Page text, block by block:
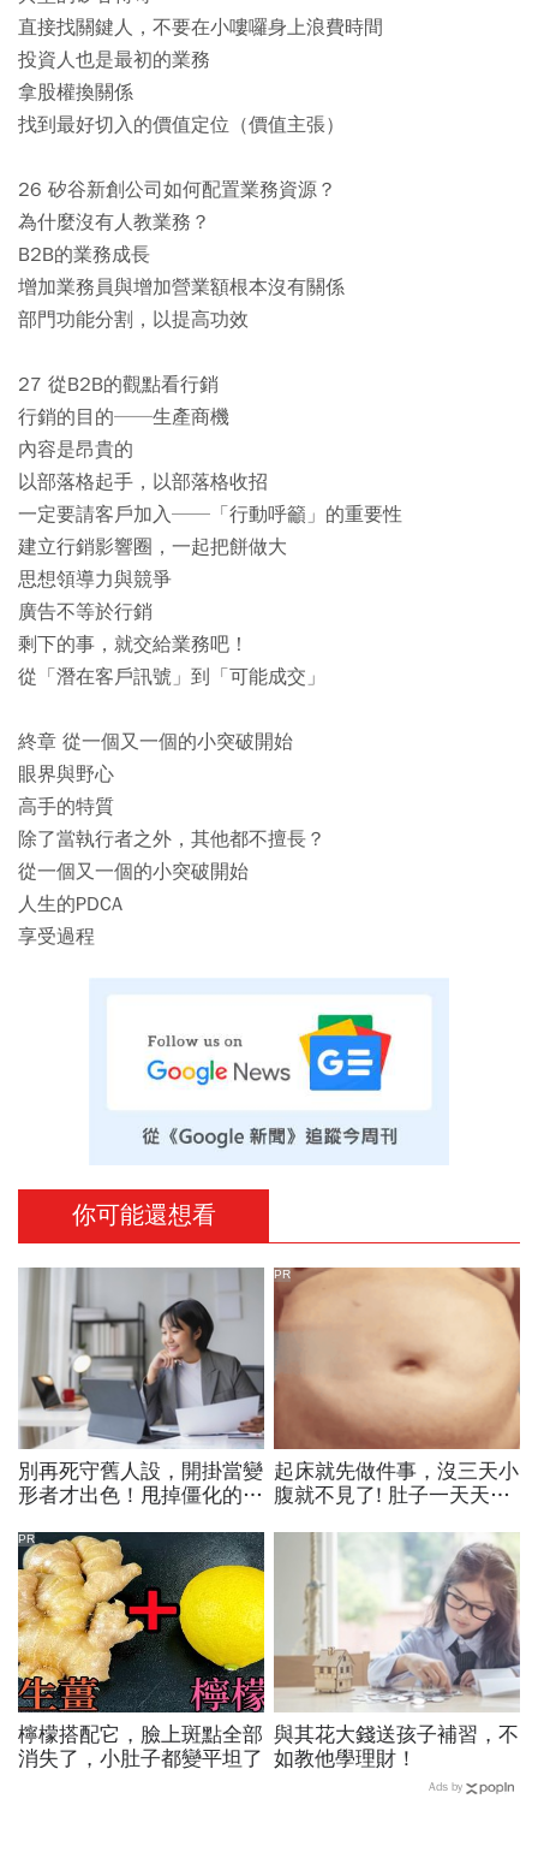
直接找關鍵人，不要在小嘍囉身上浪費時間
投資人也是最初的業務
拿股權換關係
找到最好切入的價值定位（價值主張）
26 矽谷新創公司如何配置業務資源？
為什麼沒有人教業務？
B2B的業務成長
增加業務員與增加營業額根本沒有關係
部門功能分割，以提高功效
27 從B2B的觀點看行銷
行銷的目的──生產商機
內容是昂貴的
以部落格起手，以部落格收招
一定要請客戶加入──「行動呼籲」的重要性
建立行銷影響圈，一起把餅做大
思想領導力與競爭
廣告不等於行銷
剩下的事，就交給業務吧！
從「潛在客戶訊號」到「可能成交」
終章 從一個又一個的小突破開始
眼界與野心
高手的特質
除了當執行者之外，其他都不擅長？
從一個又一個的小突破開始
人生的PDCA
享受過程
你可能還想看
別再死守舊人設，開掛當變
形者才出色！甩掉僵化的
變」解鎖職涯
起床就先做件事，沒三天小
腹就不見了! 肚子一天天變
PR
檸檬搭配它，臉上斑點全部
消失了，小肚子都變平坦了
PR
與其花大錢送孩子補習，不
如教他學理財！
Ads by